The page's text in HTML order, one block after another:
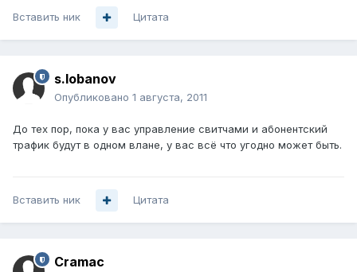
Вставить ник Цитата
s.lobanov
Опубликовано 1 августа, 2011
До тех пор, пока у вас управление свитчами и абонентский
трафик будут в одном влане, у вас всё что угодно может быть.
Вставить ник Цитата
Cramac